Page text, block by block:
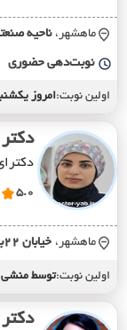
ماهشهر، ناحيه
نوبت‌دهی حضوری
اولین نوبت:امروز یکشنبه 18مرداد
5.0
ماهشهر، خيابان 22بهمن
اولین نوبت:توسط منشی